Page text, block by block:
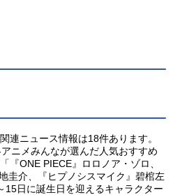
募集中！アンケート実施中2026
ニメのあなたのオススメの作品
中です。観たいと思っている注
作品を教えてください。もっと
連ニュース情報は18件あります。
ニメみんなが選んだ人気おすすめ
『ONE PIECE』ロロノア・ゾロ、
圭介、『ヒプノシスマイク』碧棺左
日に誕生日を迎えるキャラクター